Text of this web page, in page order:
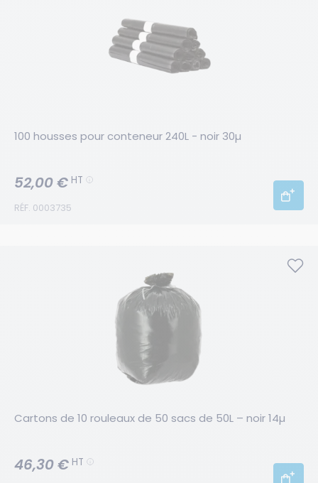
100 housses pour conteneur 240L - noir 30µ
RÉF. 0003735
52,00 € HT
Cartons de 10 rouleaux de 50 sacs de 50L – noir 14µ
46,30 € HT